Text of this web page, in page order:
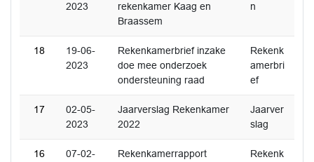
2023
rekenkamer Kaag en
Braassem
n
18
19-06-
2023
Rekenkamerbrief inzake
doe mee onderzoek
ondersteuning raad
Rekenk
amerbri
ef
17
02-05-
2023
Jaarverslag Rekenkamer
2022
Jaarver
slag
16
07-02-
Rekenkamerrapport
Rekenk